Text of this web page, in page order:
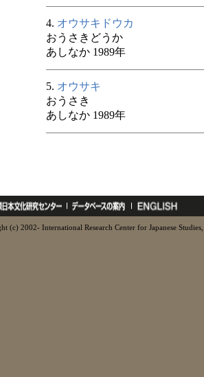
4. オウサキドウカ
おうさきどうか
あしなか 1989年
5. オウサキ
おうさき
あしなか 1989年
(c) 2002- International Research Center for Japanese